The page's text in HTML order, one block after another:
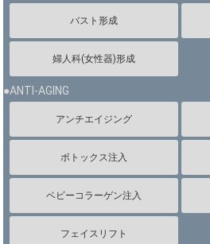
バスト形成
婦人科(女性器)形成
●ANTI-AGING
アンチエイジング
ボトックス注入
ベビーコラーゲン注入
フェイスリフト